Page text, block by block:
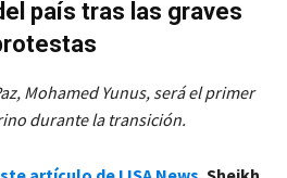
país tras las graves
Mohamed Yunus, será el primer
durante la transición.